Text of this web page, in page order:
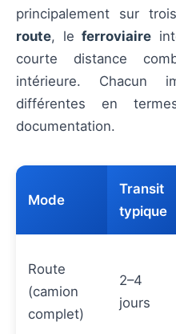
principalement sur
route, le ferroviaire
courte distance
intérieure. Chacun
différentes en
documentation.
Mode
Transit
typique
Route
(camion
complet)
2–4
jours